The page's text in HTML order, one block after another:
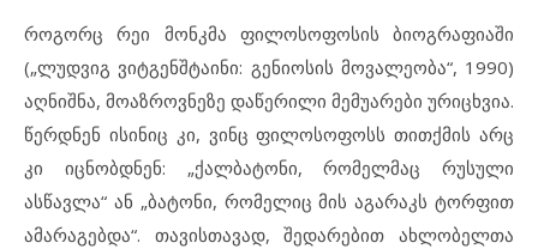
როგორც რეი მონკმა ფილოსოფოსის ბიოგრაფიაში
(„ლუდვიგ ვიტგენშტაინი: გენიოსის მოვალეობა“, 1990)
აღნიშნა, მოაზროვნეზე დაწერილი მემუარები ურიცხვია.
წერდნენ ისინიც კი, ვინც ფილოსოფოსს თითქმის არც
კი იცნობდნენ: „ქალბატონი, რომელმაც რუსული
ასწავლა“ ან „ბატონი, რომელიც მის აგარაკს ტორფით
ამარაგებდა“. თავისთავად, შედარებით ახლობელთა